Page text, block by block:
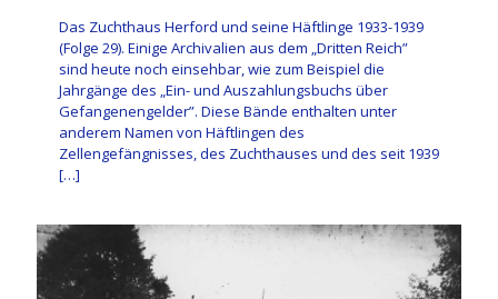
Das Zuchthaus Herford und seine Häftlinge 1933-1939
(Folge 29). Einige Archivalien aus dem „Dritten Reich”
sind heute noch einsehbar, wie zum Beispiel die
Jahrgänge des „Ein- und Auszahlungsbuchs über
Gefangenengelder”. Diese Bände enthalten unter
anderem Namen von Häftlingen des
Zellengefängnisses, des Zuchthauses und des seit 1939
[…]